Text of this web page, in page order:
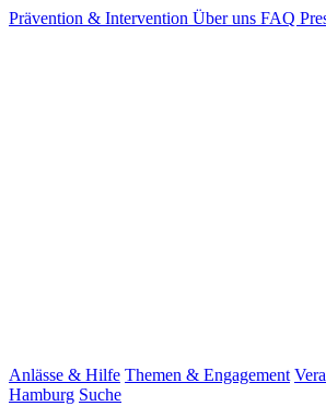
Prävention & Intervention Über uns FAQ
Anlässe & Hilfe Themen & Engagement
Hamburg Suche